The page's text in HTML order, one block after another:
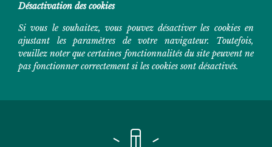
Désactivation des cookies
Si vous le souhaitez, vous pouvez désactiver les cookies en
ajustant les paramètres de votre navigateur. Toutefois,
veuillez noter que certaines fonctionnalités du site peuvent ne
pas fonctionner correctement si les cookies sont désactivés.